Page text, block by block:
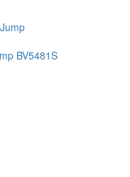
BV5481S